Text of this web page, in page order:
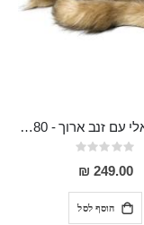
פלאג אנאלי עם זנב ארוך - 80 סמ ויפה במיוחד Dinlas
Rating:
0%
249.00 ₪
הוסף לסל